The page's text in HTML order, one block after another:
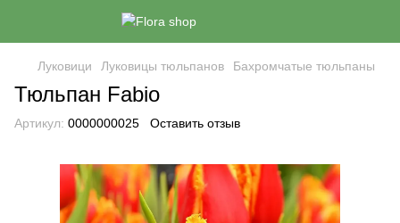
Луковици Луковицы тюльпанов Бахромчатые тюльпаны
Тюльпан Fabio
Артикул: 0000000025 Оставить отзыв